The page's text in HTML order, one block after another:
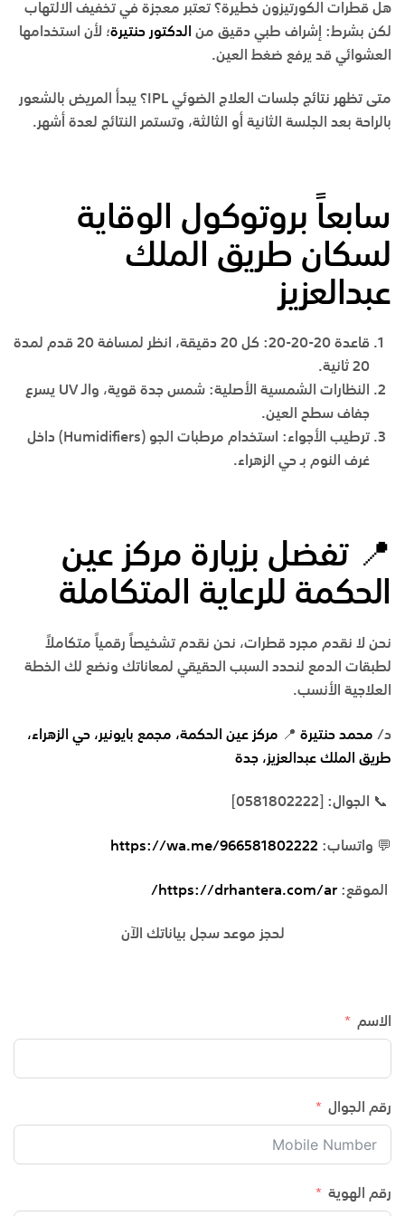
هل قطرات الكورتيزون خطيرة؟ تعتبر معجزة في تخفيف الالتهاب
لكن بشرط: إشراف طبي دقيق من الدكتور حنتيرة؛ لأن استخدامها
العشوائي قد يرفع ضغط العين.
متى تظهر نتائج جلسات العلاج الضوئي IPL؟ يبدأ المريض بالشعور
بالراحة بعد الجلسة الثانية أو الثالثة، وتستمر النتائج لعدة أشهر.
سابعاً بروتوكول الوقاية
لسكان طريق الملك
عبدالعزيز
قاعدة 20-20-20:
كل 20 دقيقة، انظر لمسافة 20 قدم لمدة
20 ثانية.
النظارات الشمسية الأصلية: شمس جدة قوية، والـUV يسرع
جفاف سطح العين.
ترطيب الأجواء: استخدام مرطبات الجو (Humidifiers ) داخل
غرف النوم بـ حي الزهراء.
📍 تفضل بزيارة مركز عين
الحكمة للرعاية المتكاملة
نحن لا نقدم مجرد قطرات، نحن نقدم تشخيصاً رقمياً متكاملاً
لطبقات الدمع لنحدد السبب الحقيقي لمعاناتك ونضع لك الخطة
العلاجية الأنسب.
د/ محمد حنتيرة 📍 مركز عين الحكمة، مجمع بايونير، حي الزهراء،
طريق الملك عبدالعزيز، جدة
📞 الجوال: [0581802222]
💬 واتساب:
https://wa.me/966581802222
الموقع:
https://drhantera.com/ar
/
لحجز موعد سجل بياناتك الآن
الاسم
رقم الجوال
رقم الهوية